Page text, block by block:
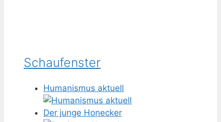
Schaufenster
Humanismus aktuell
Der junge Honecker